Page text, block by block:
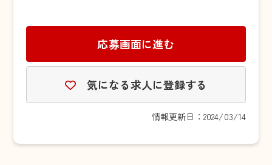
応募画面に進む
気になる求人に登録する
情報更新日：2024/03/14